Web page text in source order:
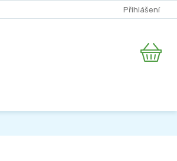
Přihlášení
Nákupní